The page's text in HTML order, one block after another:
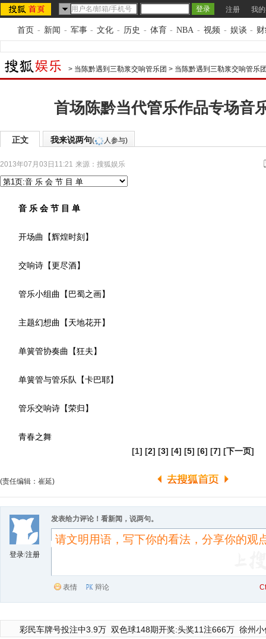
注册 我
首页 - 新闻 - 军事 - 文化 - 历史 - 体育 - NBA - 视频 - 娱谈 -
> 当陈黔遇到三勒浆交响管乐团 > 当陈黔遇到三勒浆交响管乐
首场陈黔当代管乐作品专场音
正文 我来说两句( 人参与)
2013年07月03日11:21 来源： 搜狐娱乐
音 乐 会 节 目 单
开场曲【辉煌时刻】
交响诗【更尽酒】
管乐小组曲【巴蜀之画】
主题幻想曲【天地花开】
单簧管协奏曲【狂夫】
单簧管与管乐队【卡巴耶】
管乐交响诗【荣归】
青春之舞
[1] [2] [3] [4] [5] [6] [7] [下一页]
(责任编辑：崔延)
登录/注册
发表给力评论！看新闻，说两句。
表情 辩论
彩民车牌号投注中3.9万 双色球148期开奖:头奖11注666万 徐州